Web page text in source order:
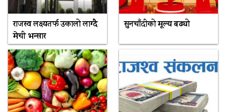
राजस्व लक्ष्यतर्फ उकालो लाग्दै
मेची भन्सार
सुनचाँदीको मूल्य बढ्यो